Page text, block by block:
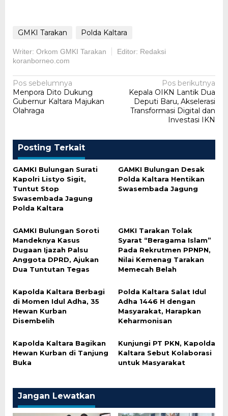
GMKI Tarakan Polda Kaltara
Writer: Orkom GMKI Tarakan
Editor: Redaksi
koranborneo.com
Navigasi
pos
Pos sebelumnya
Menpora Dito Dukung
Gubernur Kaltara Majukan
Olahraga
Pos berikutnya
Kepala OIKN Lantik Dua
Deputi Baru, Akselerasi
Transformasi Digital dan
Investasi IKN
Posting Terkait
GAMKI Bulungan Surati
Kapolri Listyo Sigit,
Tuntut Stop
Swasembada Jagung
Polda Kaltara
GAMKI Bulungan Desak
Polda Kaltara Hentikan
Swasembada Jagung
GAMKI Bulungan Soroti
Mandeknya Kasus
Dugaan Ijazah Palsu
Anggota DPRD, Ajukan
Dua Tuntutan Tegas
GMKI Tarakan Tolak
Syarat “Beragama Islam”
Pada Rekrutmen PPNPN,
Nilai Kemenag Tarakan
Memecah Belah
Kapolda Kaltara Berbagi
di Momen Idul Adha, 35
Hewan Kurban
Disembelih
Polda Kaltara Salat Idul
Adha 1446 H dengan
Masyarakat, Harapkan
Keharmonisan
Kapolda Kaltara Bagikan
Hewan Kurban di Tanjung
Buka
Kunjungi PT PKN, Kapolda
Kaltara Sebut Kolaborasi
untuk Masyarakat
Jangan Lewatkan